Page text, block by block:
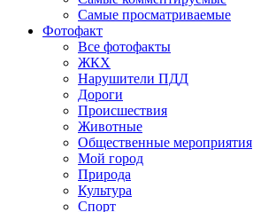
Самые просматриваемые
Фотофакт
Все фотофакты
ЖКХ
Нарушители ПДД
Дороги
Происшествия
Животные
Общественные мероприятия
Мой город
Природа
Культура
Спорт